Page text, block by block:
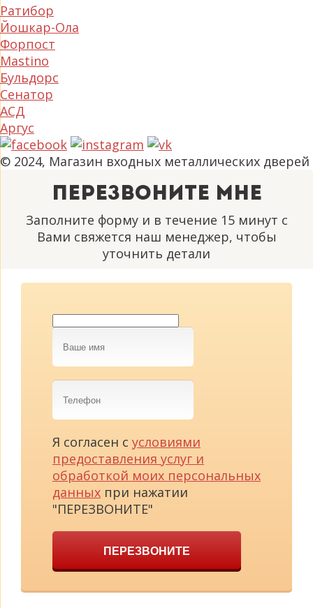
Ратибор
Йошкар-Ола
Форпост
Mastino
Бульдорс
Сенатор
АСД
Аргус
© 2024, Магазин входных металлических дверей
Перезвоните мне
Заполните форму и в течение 15 минут с
Вами свяжется наш менеджер, чтобы
уточнить детали
Ваше
имя
Телефон
Я согласен с условиями
предоставления услуг и
обработкой моих персональных
данных при нажатии
"ПЕРЕЗВОНИТЕ"
ПЕРЕЗВОНИТЕ